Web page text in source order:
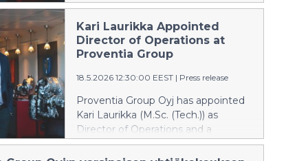
18.5.2026 alkaen.
Kari Laurikka Appointed
Director of Operations at
Proventia Group
18.5.2026 12:30:00 EEST | Press release
Proventia Group Oyj has appointed
Kari Laurikka (M.Sc. (Tech.)) as
Director of Operations and a
member of the Management Team,
effective 18 May 2026.